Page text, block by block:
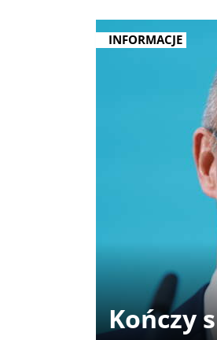
INFORMACJE
Kończy